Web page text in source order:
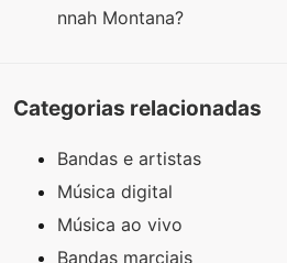
nnah Montana?
Categorias relacionadas
Bandas e artistas
Música digital
Música ao vivo
Bandas marciais